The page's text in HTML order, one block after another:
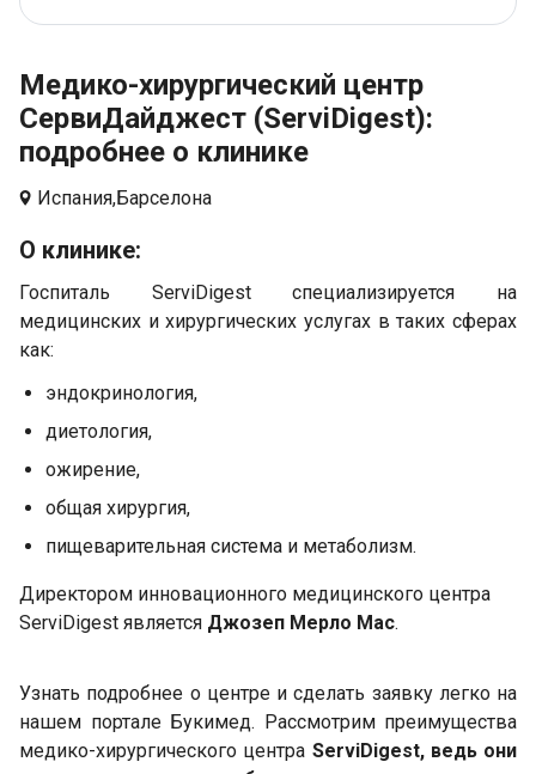
Медико-хирургический центр
СервиДайджест (ServiDigest):
подробнее о клинике
Испания,Барселона
О клинике:
Госпиталь ServiDigest специализируется на
медицинских и хирургических услугах в таких сферах
как:
эндокринология,
диетология,
ожирение,
общая хирургия,
пищеварительная система и метаболизм.
Директором инновационного медицинского центра
ServiDigest является Джозеп Мерло Мас.
Узнать подробнее о центре и сделать заявку легко на
нашем портале Букимед. Рассмотрим преимущества
медико-хирургического центра ServiDigest, ведь они